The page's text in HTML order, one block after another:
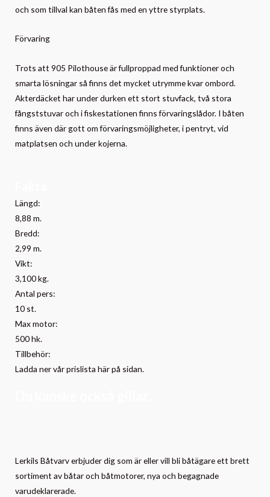
och som tillval kan båten fås med en yttre styrplats.
Förvaring
Trots att 905 Pilothouse är fullproppad med funktioner och
smarta lösningar så finns det mycket utrymme kvar ombord.
Akterdäcket har under durken ett stort stuvfack, två stora
fångststuvar och i fiskestationen finns förvaringslådor. I båten
finns även där gott om förvaringsmöjligheter, i pentryt, vid
matplatsen och under kojerna.
Längd:
8,88 m.
Bredd:
2,99 m.
Vikt:
3,100 kg.
Antal pers:
10 st.
Max motor:
500 hk.
Tillbehör:
Ladda ner vår prislista här på sidan.
Lerkils Båtvarv erbjuder dig som är eller vill bli båtägare ett brett
sortiment av båtar och båtmotorer, nya och begagnade
varudeklarerade.